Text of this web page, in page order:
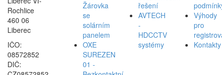
Rochlice
460 06
Liberec
IČO:
08572852
DIČ:
Žárovka
se
solárním
panelem
OXE
SUREZEN
01 -
řešení
AVTECH
-
HDCCTV
systémy
Výhody
pro
Kontakty